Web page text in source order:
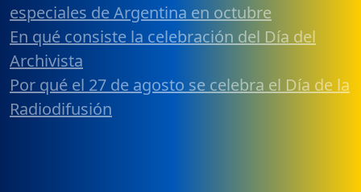
especiales de Argentina en octubre
En qué consiste la celebración del Día del
Archivista
Por qué el 27 de agosto se celebra el Día de la
Radiodifusión